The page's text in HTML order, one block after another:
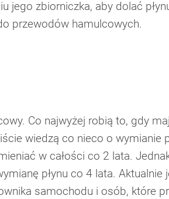
jego zbiorniczka, aby dolać
przewodów hamulcowych.
Co najwyżej robią to, gdy
wiedzą co nieco o wymianie
w całości co 2 lata.
płynu co 4 lata. Aktualnie
samochodu i osób, które